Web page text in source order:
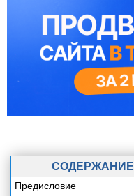
СОДЕРЖАНИЕ
Предисловие